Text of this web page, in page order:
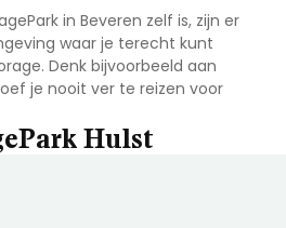
in Beveren zelf is, zijn er
waar je terecht kunt
Denk bijvoorbeeld aan
je nooit ver te reizen voor
Hulst